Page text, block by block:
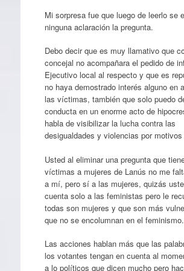
Mi sorpresa fue que luego de leerlo se
ninguna aclaración la pregunta.
Debo decir que es muy llamativo que
concejal no acompañara el pedido de
Ejecutivo local al respecto y que es
no haya demostrado interés alguno en
las víctimas, también que solo puedo
conducta en un enorme acto de
habla de visibilizar la lucha contra las
desigualdades y violencias por motivos
Usted al eliminar una pregunta que
víctimas a mujeres de Lanús no me
a mí, pero sí a las mujeres, quizás
cuenta solo a las feministas pero le
todas son mujeres y que son más
que no se encolumnan en el feminismo.
Las acciones hablan más que las
los votantes tengan en cuenta al
a lo políticos que dicen mucho pero